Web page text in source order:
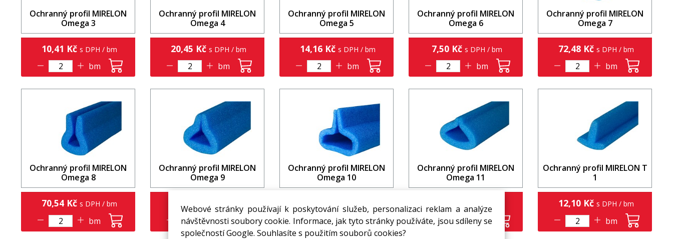
Webové stránky používají k poskytování služeb, personalizaci reklam a analýze
návštěvnosti soubory cookie. Informace, jak tyto stránky používáte, jsou sdíleny se
společností Google. Souhlasíte s použitím souborů cookies?
Ochranný profil MIRELON
Omega 3
10,41 Kč s DPH / bm
bm
Ochranný profil MIRELON
Omega 4
20,45 Kč s DPH / bm
bm
Ochranný profil MIRELON
Omega 5
14,16 Kč s DPH / bm
bm
Ochranný profil MIRELON
Omega 6
7,50 Kč s DPH / bm
bm
Ochranný profil MIRELON
Omega 7
72,48 Kč s DPH / bm
bm
Ochranný profil MIRELON
Omega 8
70,54 Kč s DPH / bm
bm
Ochranný profil MIRELON
Omega 9
90,02 Kč s DPH / bm
bm
Ochranný profil MIRELON
Omega 10
91,84 Kčs DPH / bm
bm
Ochranný profil MIRELON
Omega 11
27,83 Kč s DPH / bm
bm
Ochranný profil MIRELON T
1
12,10 Kč s DPH / bm
bm